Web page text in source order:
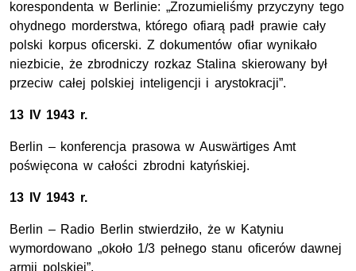
korespondenta w Berlinie: „Zrozumieliśmy przyczyny tego
ohydnego morderstwa, którego ofiarą padł prawie cały
polski korpus oficerski. Z dokumentów ofiar wynikało
niezbicie, że zbrodniczy rozkaz Stalina skierowany był
przeciw całej polskiej inteligencji i arystokracji”.
13 IV 1943 r.
Berlin – konferencja prasowa w Auswärtiges Amt
poświęcona w całości zbrodni katyńskiej.
13 IV 1943 r.
Berlin – Radio Berlin stwierdziło, że w Katyniu
wymordowano „około 1/3 pełnego stanu oficerów dawnej
armii polskiej”.